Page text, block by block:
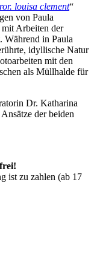
louisa clement“
von Paula
Arbeiten der
Während in Paula
idyllische Natur
mit den
als Müllhalde für
Dr. Katharina
der beiden
ist zu zahlen (ab 17